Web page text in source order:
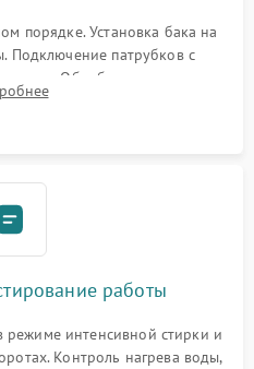
порядке. Установка бака на
Подключение патрубков с
Обработка стыков
возможных протечек воды.
работы
интенсивной стирки и
Контроль нагрева воды,